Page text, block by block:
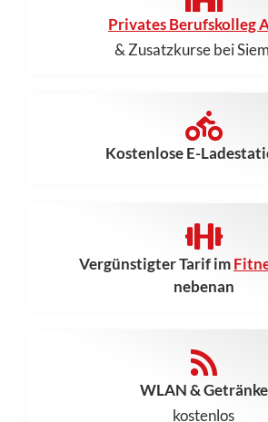
Privates Berufskolleg
& Zusatzkurse bei
Kostenlose E-
Vergünstigter Tarif im
nebenan
WLAN & Getränke
kostenlos